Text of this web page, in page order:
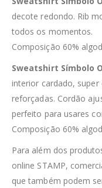
decote redondo. Rib
todos os momentos.
Composição 60%
Sweatshirt Símbolo
interior cardado,
reforçadas. Cordão
perfeito para usares
Composição 60%
Para além dos
online STAMP,
que também podem